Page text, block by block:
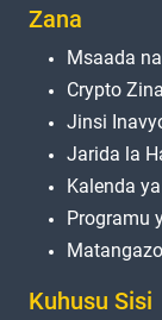
Zana
Msaada
Crypto
Jinsi
Jarida la
Kalenda
Programu
Matangazo
Kuhusu Sisi